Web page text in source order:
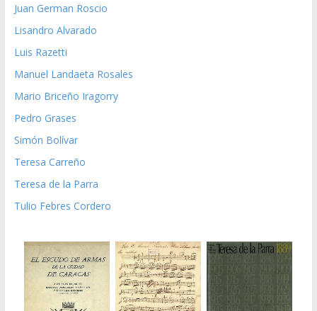
Juan German Roscio
Lisandro Alvarado
Luis Razetti
Manuel Landaeta Rosales
Mario Briceño Iragorry
Pedro Grases
Simón Bolívar
Teresa Carreño
Teresa de la Parra
Tulio Febres Cordero